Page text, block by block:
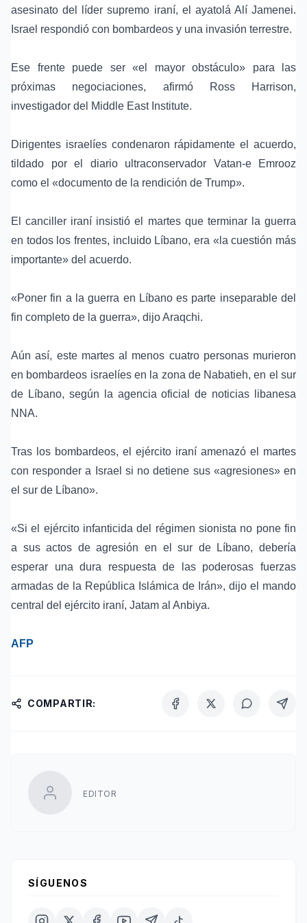
asesinato del líder supremo iraní, el ayatolá Alí Jamenei.
Israel respondió con bombardeos y una invasión terrestre.
Ese frente puede ser «el mayor obstáculo» para las
próximas negociaciones, afirmó Ross Harrison,
investigador del Middle East Institute.
Dirigentes israelíes condenaron rápidamente el acuerdo,
tildado por el diario ultraconservador Vatan-e Emrooz
como el «documento de la rendición de Trump».
El canciller iraní insistió el martes que terminar la guerra
en todos los frentes, incluido Líbano, era «la cuestión más
importante» del acuerdo.
«Poner fin a la guerra en Líbano es parte inseparable del
fin completo de la guerra», dijo Araqchi.
Aún así, este martes al menos cuatro personas murieron
en bombardeos israelíes en la zona de Nabatieh, en el sur
de Líbano, según la agencia oficial de noticias libanesa
NNA.
Tras los bombardeos, el ejército iraní amenazó el martes
con responder a Israel si no detiene sus «agresiones» en
el sur de Líbano».
«Si el ejército infanticida del régimen sionista no pone fin
a sus actos de agresión en el sur de Líbano, debería
esperar una dura respuesta de las poderosas fuerzas
armadas de la República Islámica de Irán», dijo el mando
central del ejército iraní, Jatam al Anbiya.
AFP
COMPARTIR:
EDITOR
SÍGUENOS